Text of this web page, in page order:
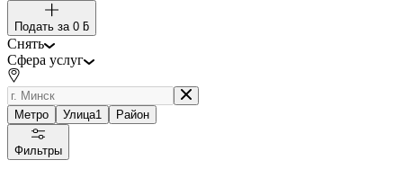
Подать за 0 ƃ
Снять
Сфера услуг
Метро Улица1 Район
Фильтры